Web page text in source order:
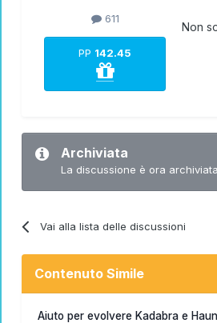
611
PP 142.45
Non
Archiviata
La discussione è ora
Vai alla lista delle discussioni
Contenuto Simile
Aiuto per evolvere Kadabra e